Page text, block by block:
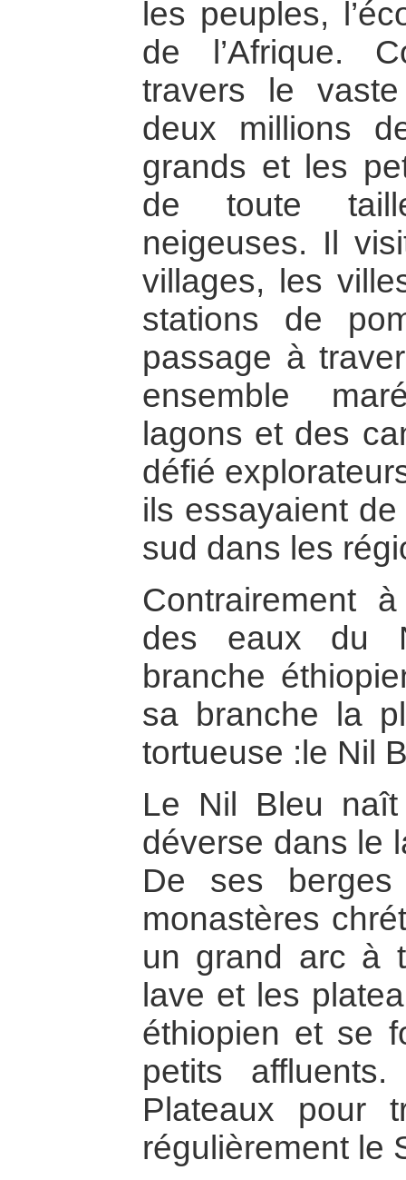
les peuples,
de l’Afrique.
travers le
deux millions
grands et les
de toute
neigeuses. Il
villages, les
stations de
passage à
ensemble
lagons et des
défié
ils essayaient
sud dans les
Contrairement
des eaux du
branche
sa branche la
tortueuse :le Nil
Le Nil Bleu
déverse dans le
De ses
monastères
un grand arc à
lave et les
éthiopien et se
petits
Plateaux pour
régulièrement le